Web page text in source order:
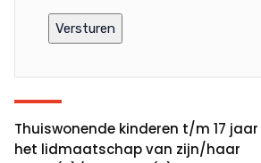
Thuiswonende kinderen t/m 17
het lidmaatschap van zijn/haar